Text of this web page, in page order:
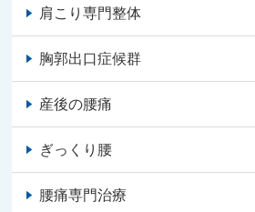
肩こり専門整体
胸郭出口症候群
産後の腰痛
ぎっくり腰
腰痛専門治療